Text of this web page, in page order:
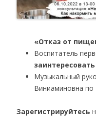
«Отказ от
Воспитатель
Музыкальный
Виниаминовна по
Зарегистрируйтесь